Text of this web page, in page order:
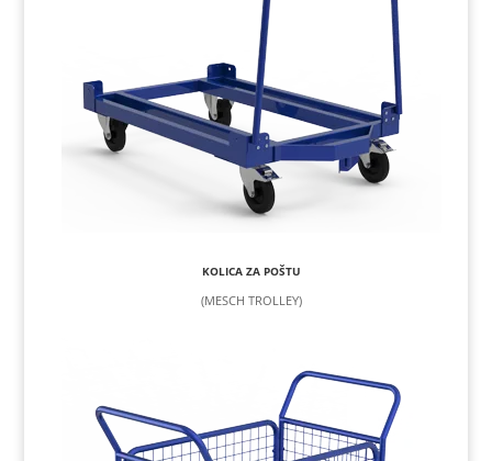
KOLICA ZA POŠTU
(MESCH TROLLEY)